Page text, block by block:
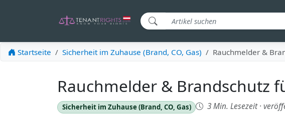
Startseite Sicherheit im Zuhause (Brand, CO, Gas) Rauchmelder &
Rauchmelder & Brandschutz
Sicherheit im Zuhause (Brand, CO, Gas) 3 Min. Lesezeit ·